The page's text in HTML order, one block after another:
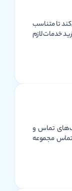
تا متناسب
خدمات لازم
تماس و
تماس مجموعه